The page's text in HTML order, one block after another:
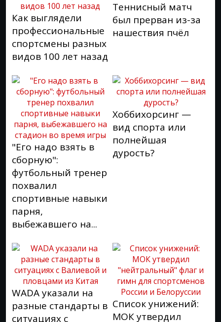
Как выглядели
профессиональные
спортсмены разных
видов 100 лет назад
Теннисный матч
был прерван из-за
нашествия пчёл
"Его надо взять в
сборную":
футбольный тренер
похвалил
спортивные навыки
парня,
выбежавшего на...
Хоббихорсинг —
вид спорта или
полнейшая
дурость?
WADA указали на
разные стандарты в
ситуациях с
Список унижений:
МОК утвердил